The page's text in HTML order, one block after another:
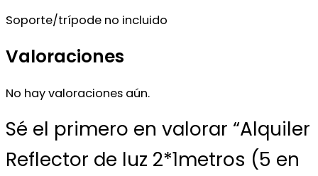
Soporte/trípode no incluido
Valoraciones
No hay valoraciones aún.
Sé el primero en valorar “Alquiler
Reflector de luz 2*1metros (5 en